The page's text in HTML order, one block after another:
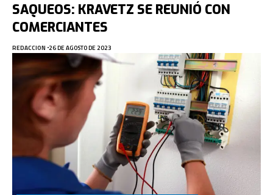
SAQUEOS: KRAVETZ SE REUNIÓ CON
COMERCIANTES
REDACCION 26 DE AGOSTO DE 2023